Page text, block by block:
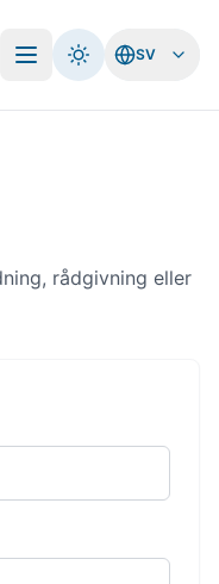
Öppna meny
SV
rådgivning eller